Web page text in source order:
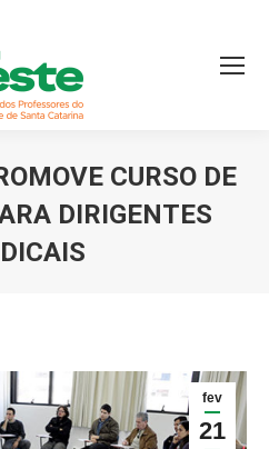
CURSO DE
DIRIGENTES
fev
21